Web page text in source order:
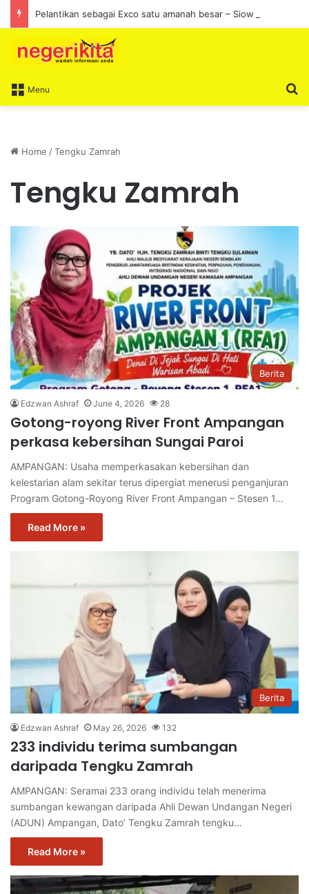
Menu
Home /Tengku Zamrah
Tengku Zamrah
Berita
Edzwan Ashraf June 4, 2026 28
Gotong-royong River Front Ampangan
perkasa kebersihan Sungai Paroi
AMPANGAN: Usaha memperkasakan kebersihan dan
kelestarian alam sekitar terus dipergiat menerusi penganjuran
Program Gotong-Royong River Front Ampangan – Stesen 1…
Read More »
Berita
Edzwan Ashraf May 26, 2026 132
233 individu terima sumbangan
daripada Tengku Zamrah
AMPANGAN: Seramai 233 orang individu telah menerima
sumbangan kewangan daripada Ahli Dewan Undangan Negeri
(ADUN) Ampangan, Dato’ Tengku Zamrah tengku…
Read More »